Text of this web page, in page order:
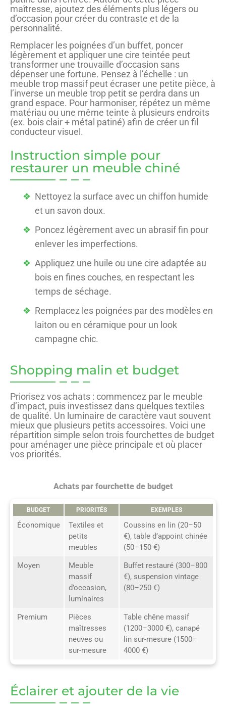
maîtresse, ajoutez des éléments plus légers ou
d’occasion pour créer du contraste et de la
personnalité.
Remplacer les poignées d’un buffet, poncer
légèrement et appliquer une cire teintée peut
transformer une trouvaille d’occasion sans
dépenser une fortune. Pensez à l’échelle : un
meuble trop massif peut écraser une petite pièce, à
l’inverse un meuble trop petit se perdra dans un
grand espace. Pour harmoniser, répétez un même
matériau ou une même teinte à plusieurs endroits
(ex. bois clair + métal patiné) afin de créer un fil
conducteur visuel.
Instruction simple pour
restaurer un meuble chiné
Nettoyez la surface avec un chiffon humide
et un savon doux.
Poncez légèrement avec un abrasif fin pour
enlever les imperfections.
Appliquez une huile ou une cire adaptée au
bois en fines couches, en respectant les
temps de séchage.
Remplacez les poignées par des modèles en
laiton ou en céramique pour un look
campagne chic.
Shopping malin et budget
Priorisez vos achats : commencez par le meuble
d’impact, puis investissez dans quelques textiles
de qualité. Un luminaire de caractère vaut souvent
mieux que plusieurs petits accessoires. Voici une
répartition simple selon trois fourchettes de budget
pour aménager une pièce principale et où placer
vos priorités.
Achats par fourchette de budget
BUDGET PRIORITÉS EXEMPLES
Économique
Textiles et
petits
meubles
Coussins en lin (20–50
€), table d’appoint chinée
(50–150 €)
Moyen
Meuble
massif
d’occasion,
luminaires
Buffet restauré (300–800
€), suspension vintage
(80–250 €)
Premium
Pièces
maîtresses
neuves ou
sur-mesure
Table chêne massif
(1200–3000 €), canapé
lin sur-mesure (1500–
4000 €)
Éclairer et ajouter de la vie